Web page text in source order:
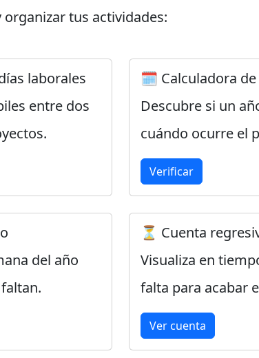
tus actividades:
laborales
entre dos
🗓️ Calculadora de
Descubre si un
cuándo ocurre el
Verificar
del año
⏳ Cuenta
Visualiza en
falta para acabar
Ver cuenta